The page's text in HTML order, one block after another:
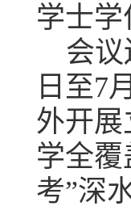
学士
会
日至7
外开
学全
考”深